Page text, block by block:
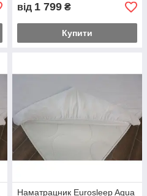
від 1 799 ₴
Купити
Наматрацник Eurosleep Aqua